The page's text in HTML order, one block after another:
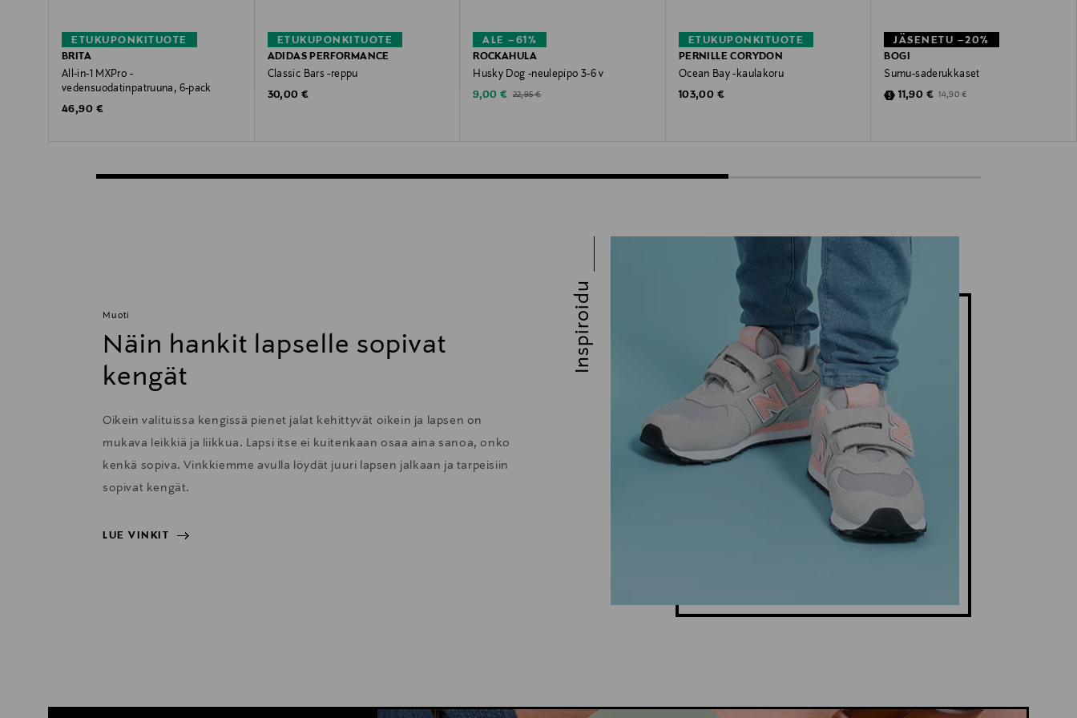
ETUKUPONKITUOTE
BRITA
All-in-1 MXPro -
vedensuodatinpatruuna, 6-pack
Original Price
46,90 €
ETUKUPONKITUOTE
ADIDAS PERFORMANCE
Classic Bars -reppu
Original Price
30,00 €
ALE –61%
ROCKAHULA
Husky Dog -neulepipo 3-6 v
Discounted Price
9,00 € Original Price
22,95 €
ETUKUPONKITUOTE
PERNILLE CORYDON
Ocean Bay -kaulakoru
Original Price
103,00 €
JÄSENETU –20%
BOGI
Sumu-saderukkaset
Discounted Price
11,90 € Original Price
14,90 €
Muoti
Näin hankit lapselle sopivat
kengät
Oikein valituissa kengissä pienet jalat kehittyvät oikein ja lapsen on
mukava leikkiä ja liikkua. Lapsi itse ei kuitenkaan osaa aina sanoa, onko
kenkä sopiva. Vinkkiemme avulla löydät juuri lapsen jalkaan ja tarpeisiin
sopivat kengät.
LUE VINKIT
Inspiroidu